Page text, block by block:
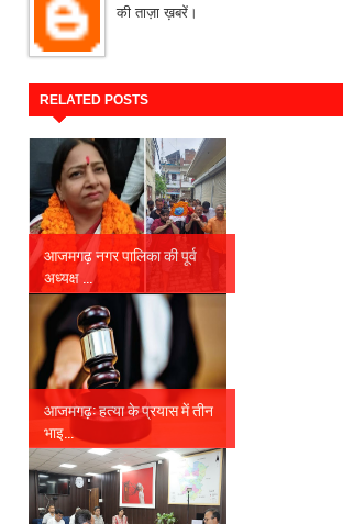
की ताज़ा ख़बरें।
RELATED POSTS
आजमगढ़ नगर पालिका की पूर्व
अध्यक्ष ...
आजमगढ़: हत्या के प्रयास में तीन
भाइ...